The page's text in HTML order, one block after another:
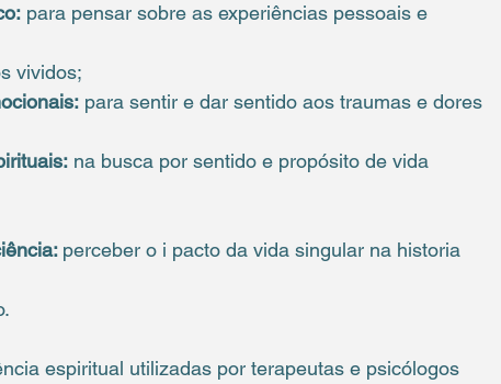
para pensar sobre as experiências pessoais e
vividos;
para sentir e dar sentido aos traumas e dores
na busca por sentido e propósito de vida
perceber o i pacto da vida singular na historia
espiritual utilizadas por terapeutas e psicólogos